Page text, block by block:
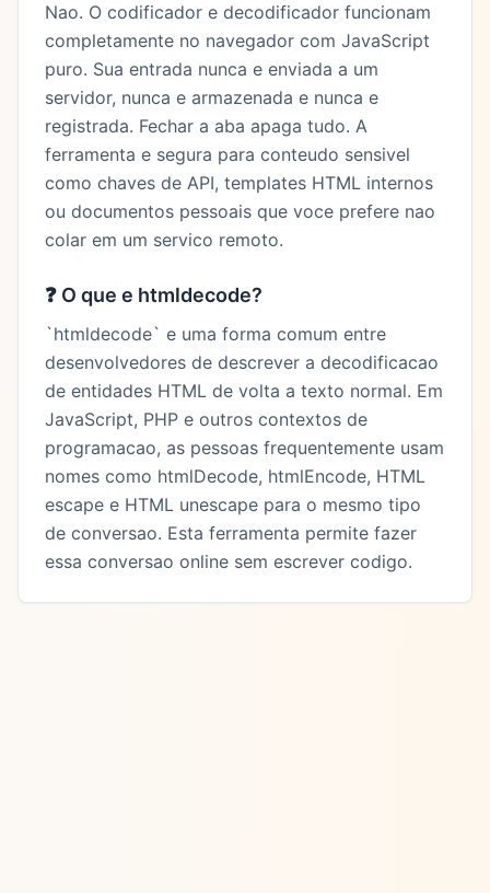
Nao. O codificador e decodificador funcionam
completamente no navegador com JavaScript
puro. Sua entrada nunca e enviada a um
servidor, nunca e armazenada e nunca e
registrada. Fechar a aba apaga tudo. A
ferramenta e segura para conteudo sensivel
como chaves de API, templates HTML internos
ou documentos pessoais que voce prefere nao
colar em um servico remoto.
❓ O que e htmldecode?
`htmldecode` e uma forma comum entre
desenvolvedores de descrever a decodificacao
de entidades HTML de volta a texto normal. Em
JavaScript, PHP e outros contextos de
programacao, as pessoas frequentemente usam
nomes como htmlDecode, htmlEncode, HTML
escape e HTML unescape para o mesmo tipo
de conversao. Esta ferramenta permite fazer
essa conversao online sem escrever codigo.